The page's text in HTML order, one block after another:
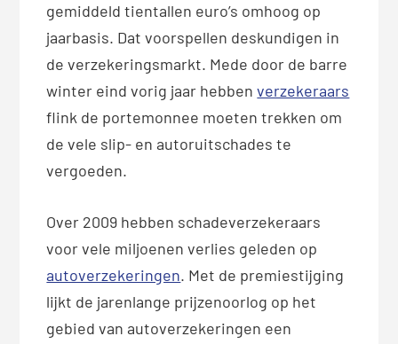
gemiddeld tientallen euro’s omhoog op
jaarbasis. Dat voorspellen deskundigen in
de verzekeringsmarkt. Mede door de barre
winter eind vorig jaar hebbenverzekeraars
flink de portemonnee moeten trekken om
de vele slip- en autoruitschades te
vergoeden.
Over 2009 hebben schadeverzekeraars
voor vele miljoenen verlies geleden op
autoverzekeringen. Met de premiestijging
lijkt de jarenlange prijzenoorlog op het
gebied van autoverzekeringen een